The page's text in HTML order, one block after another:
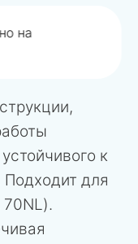
на
к
для
70NL).